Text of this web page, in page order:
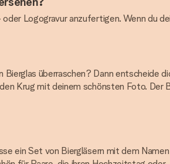
Logogravur anzufertigen. Wenn du
überraschen? Dann entscheide
Krug mit deinem schönsten Foto.
ein Set von Biergläsern mit dem